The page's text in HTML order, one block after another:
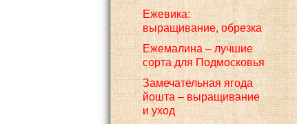
Ежевика:
выращивание, обрезка
Ежемалина – лучшие
сорта для Подмосковья
Замечательная ягода
йошта – выращивание
и уход